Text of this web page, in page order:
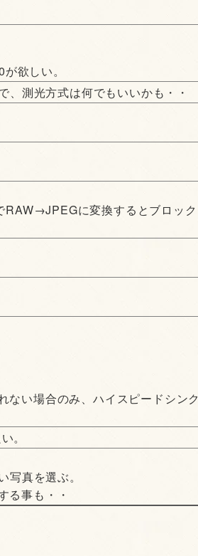
欲しい。
測光方式は何でもいいかも・・
RAW→JPEGに変換するとブロック
ない場合のみ、ハイスピードシンク
。
真を選ぶ。
る事も・・